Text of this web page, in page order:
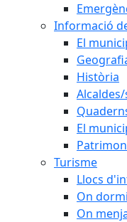
Informació
El
Història
El
Turisme
Llocs
On
On